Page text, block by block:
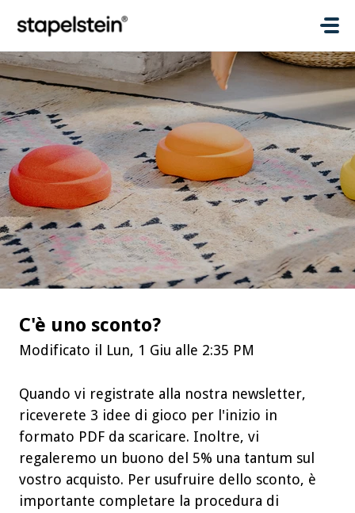
C'è uno sconto?
Modificato il Lun, 1 Giu alle 2:35 PM
Quando vi registrate alla nostra newsletter,
riceverete 3 idee di gioco per l'inizio in
formato PDF da scaricare. Inoltre, vi
regaleremo un buono del 5% una tantum sul
vostro acquisto. Per usufruire dello sconto, è
importante completare la procedura di